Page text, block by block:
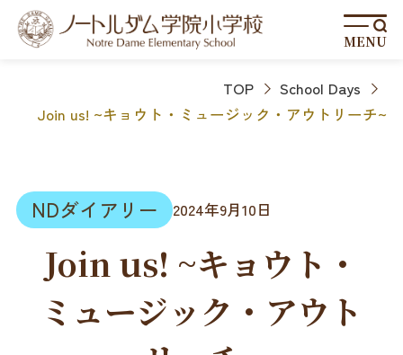
MENU
TOP
School Days
Join us! ~キョウト・ミュージック・アウトリーチ~
NDダイアリー 2024年9月10日
Join us! ~キョウト・
ミュージック・アウト